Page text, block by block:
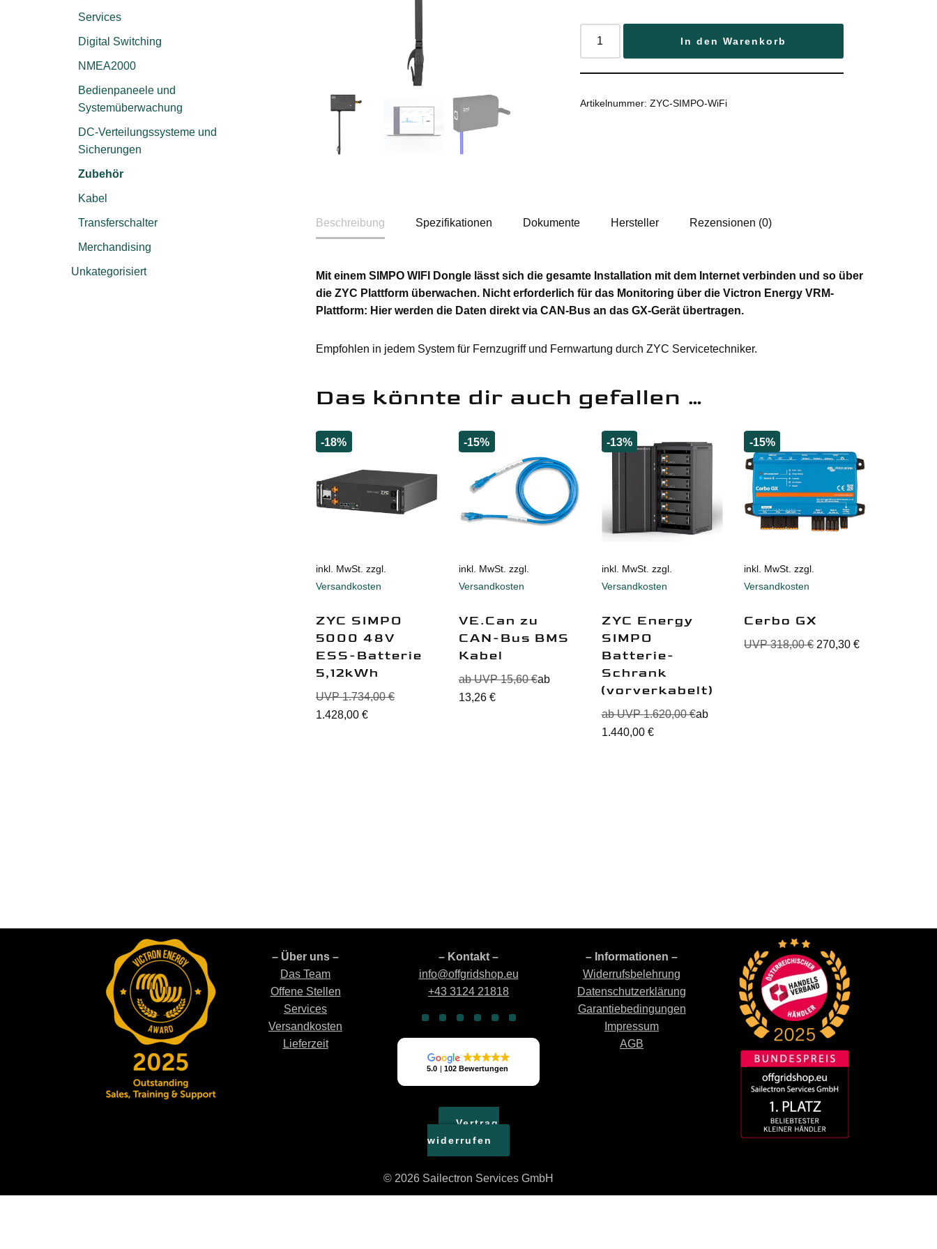
Services
Digital Switching
NMEA2000
Bedienpaneele und
Systemüberwachung
DC-Verteilungssysteme und
Sicherungen
Zubehör
Kabel
Transferschalter
Merchandising
Unkategorisiert
In den Warenkorb
Artikelnummer: ZYC-SIMPO-WiFi
Beschreibung Spezifikationen Dokumente Hersteller Rezensionen (0)
Mit einem SIMPO WIFI Dongle lässt sich die gesamte Installation mit dem Internet verbinden und so über
die ZYC Plattform überwachen. Nicht erforderlich für das Monitoring über die Victron Energy VRM-
Plattform: Hier werden die Daten direkt via CAN-Bus an das GX-Gerät übertragen.
Empfohlen in jedem System für Fernzugriff und Fernwartung durch ZYC Servicetechniker.
Das könnte dir auch gefallen …
-18%
inkl. MwSt. zzgl.
Versandkosten
ZYC SIMPO
5000 48V
ESS-Batterie
5,12kWh
UVP1.734,00€
1.428,00 €
-15%
inkl. MwSt. zzgl.
Versandkosten
VE.Can zu
CAN-Bus BMS
Kabel
ab UVP15,60€ab
13,26 €
-13%
inkl. MwSt. zzgl.
Versandkosten
ZYC Energy
SIMPO
Batterie-
Schrank
(vorverkabelt)
ab UVP1.620,00€ab
1.440,00 €
-15%
inkl. MwSt. zzgl.
Versandkosten
Cerbo GX
UVP318,00€ 270,30€
– Über uns –
Das Team
Offene Stellen
Services
Versandkosten
Lieferzeit
– Kontakt –
info@offgridshop.eu
+43 3124 21818
Vertrag
widerrufen
– Informationen –
Widerrufsbelehrung
Datenschutzerklärung
Garantiebedingungen
Impressum
AGB
© 2026 Sailectron Services GmbH